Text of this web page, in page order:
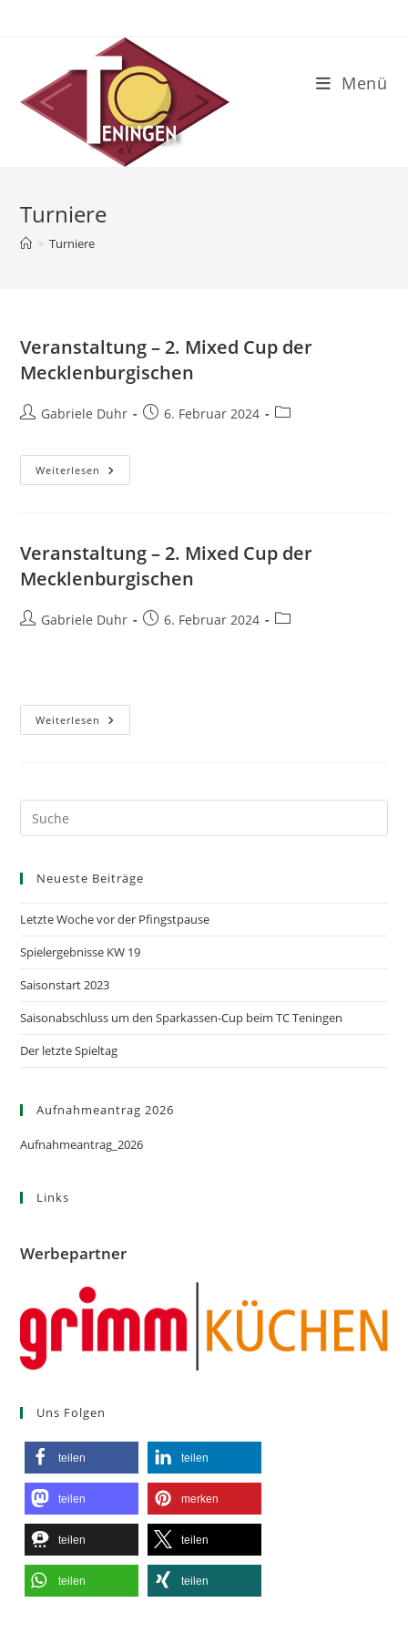
Menü
Turniere
> Turniere
Veranstaltung – 2. Mixed Cup der
Mecklenburgischen
Beitrags-
Gabriele Duhr
Beitrag6. Februar 2024
Beitrags-
Weiterlesen Veranstaltung
–
Mecklenburgischen
Veranstaltung – 2. Mixed Cup der
Mecklenburgischen
Beitrags-
Gabriele Duhr
Beitrag6. Februar 2024
Beitrags-
Weiterlesen Veranstaltung
–
Mecklenburgischen
Neueste Beiträge
Letzte Woche vor der Pfingstpause
Spielergebnisse KW 19
Saisonstart 2023
Saisonabschluss um den Sparkassen-Cup beim TC Teningen
Der letzte Spieltag
Aufnahmeantrag 2026
Aufnahmeantrag_2026
Links
Werbepartner
Uns Folgen
teilen teilen
teilen merken
teilen teilen
teilen teilen